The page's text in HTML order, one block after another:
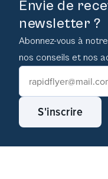
Envie de
newsletter ?
Abonnez-vous à
nos conseils et nos
S'inscrire